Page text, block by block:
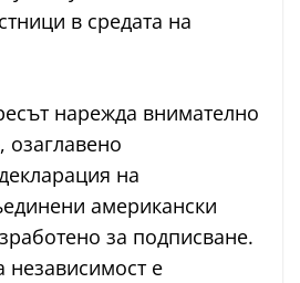
в средата на
нарежда внимателно
озаглавено
на
американски
за подписване.
независимост е